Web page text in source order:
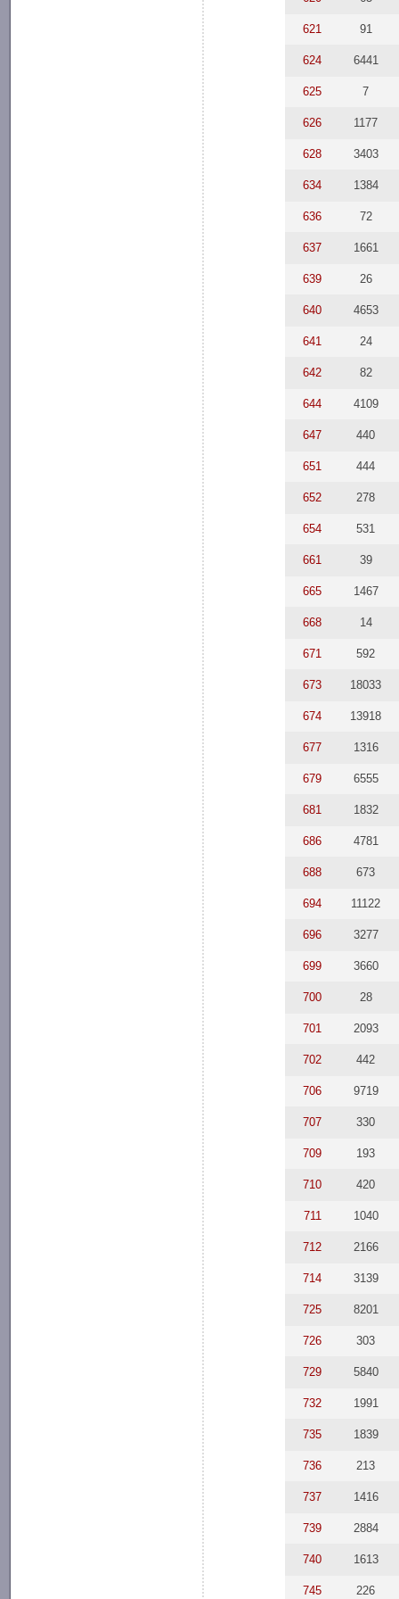
621 91
624 6441
625 7
626 1177
628 3403
634 1384
636 72
637 1661
639 26
640 4653
641 24
642 82
644 4109
647 440
651 444
652 278
654 531
661 39
665 1467
668 14
671 592
673 18033
674 13918
677 1316
679 6555
681 1832
686 4781
688 673
694 11122
696 3277
699 3660
700 28
701 2093
702 442
706 9719
707 330
709 193
710 420
711 1040
712 2166
714 3139
725 8201
726 303
729 5840
732 1991
735 1839
736 213
737 1416
739 2884
740 1613
745 226